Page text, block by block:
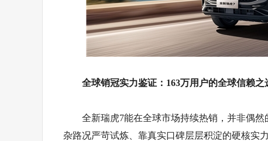
全球销冠实力鉴证：163万用户的全球信赖之
全新瑞虎7能在全球市场持续热销，并非偶
杂路况严苛试炼、靠真实口碑层层积淀的硬核实